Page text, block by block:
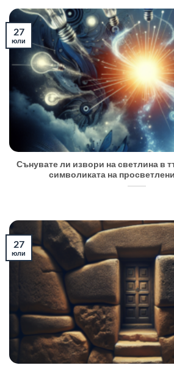
Сънувате ли извори на светлина в
символиката на
27
юли
27
юли